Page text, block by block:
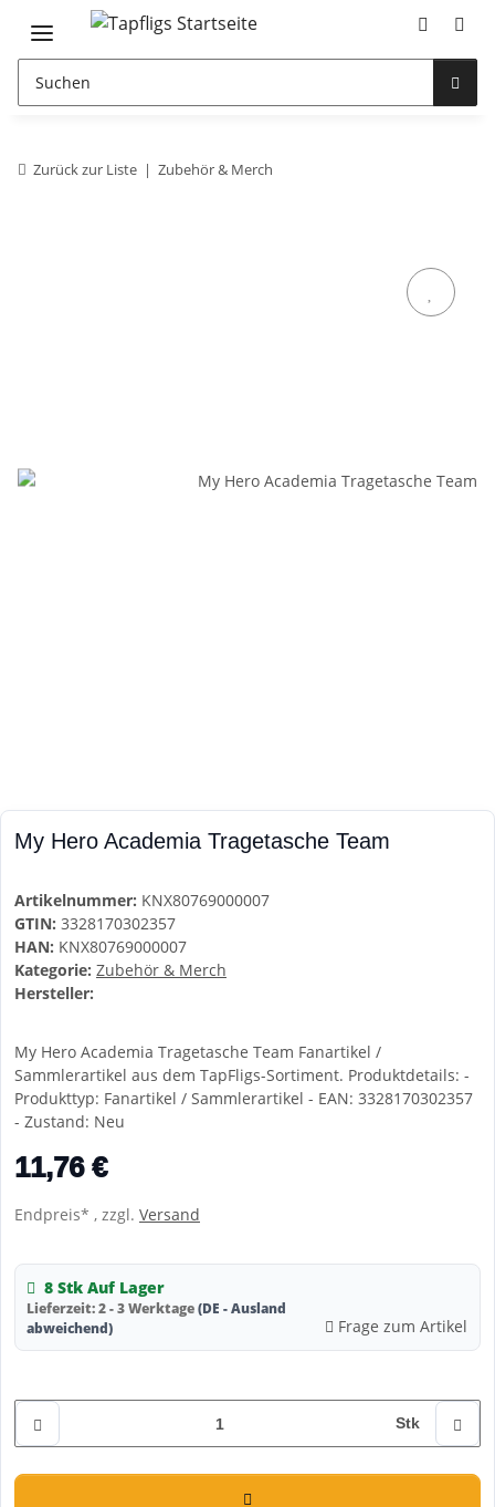
Zurück zur Liste Zubehör & Merch
My Hero Academia Tragetasche Team
Artikelnummer: KNX80769000007
GTIN: 3328170302357
HAN: KNX80769000007
Kategorie: Zubehör & Merch
Hersteller:
My Hero Academia Tragetasche Team Fanartikel /
Sammlerartikel aus dem TapFligs-Sortiment. Produktdetails: -
Produkttyp: Fanartikel / Sammlerartikel - EAN: 3328170302357
- Zustand: Neu
11,76 €
Endpreis* , zzgl. Versand
8 Stk Auf Lager
Lieferzeit:2 - 3 Werktage(DE - Ausland
abweichend)
Frage zum Artikel
Stk